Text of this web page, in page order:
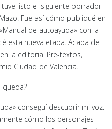
listo el siguiente borrador
Fue así cómo publiqué en
de autoayuda» con la
esta nueva etapa. Acaba de
la editorial Pre-textos,
Ciudad de Valencia.
queda?
conseguí descubrir mi voz.
cómo los personajes